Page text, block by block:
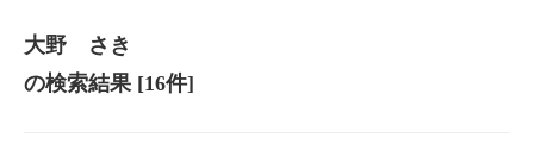
大野 さき
の検索結果[16件]